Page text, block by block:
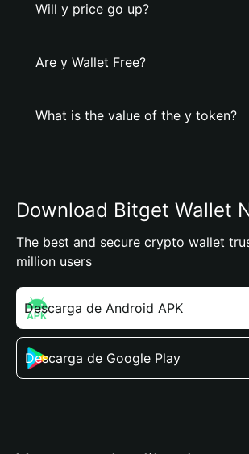
Will y price go up?
Are y Wallet Free?
What is the value of the y token?
Download Bitget Wallet
The best and secure crypto wallet
million users
Descarga de Android APK
Descarga de Google Play